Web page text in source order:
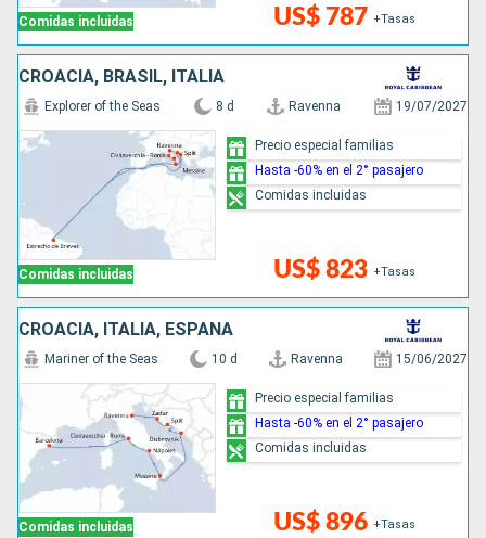
Comidas incluidas US$ 787 +Tasas
CROACIA, BRASIL, ITALIA
Comidas incluidas
Explorer of the Seas 8 d Ravenna 19/07/2027
US$ 823 +Tasas
Precio especial familias
Hasta -60% en el 2° pasajero
Comidas incluidas
CROACIA, ITALIA, ESPAÑA
Comidas incluidas
Mariner of the Seas 10 d Ravenna 15/06/2027
US$ 896 +Tasas
Precio especial familias
Hasta -60% en el 2° pasajero
Comidas incluidas